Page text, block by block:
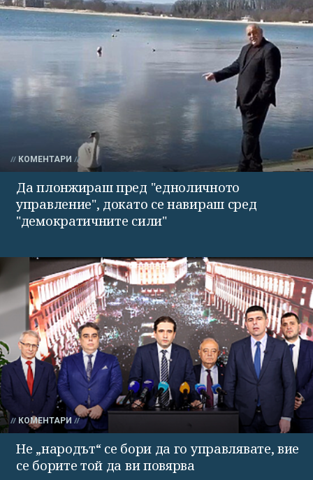
КОМЕНТАРИ
Да плонжираш пред "едноличното
управление", докато се навираш сред
"демократичните сили"
КОМЕНТАРИ
Не „народът“ се бори да го управлявате, вие
се борите той да ви повярва